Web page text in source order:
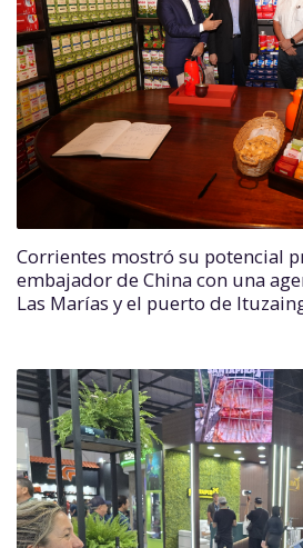
Corrientes mostró su potencial
embajador de China con una
Las Marías y el puerto de